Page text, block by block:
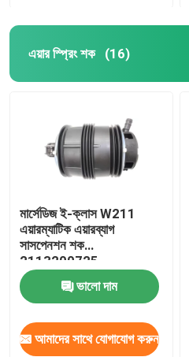
এয়ার স্প্রিং শক (16)
মার্সেডিজ ই-ক্লাস W211
এয়ারম্যাটিক এয়ারব্যাগ
সাসপেনশন শক
2113200725
ভালো দাম
আমাদের সাথে যোগাযোগ করুন